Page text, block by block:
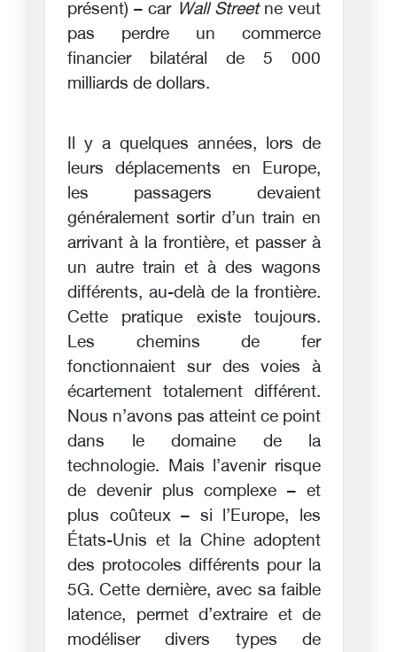
présent) – car Wall Streetne veut
pas perdre un commerce
financier bilatéral de 5 000
milliards de dollars.
Il y a quelques années, lors de
leurs déplacements en Europe,
les passagers devaient
généralement sortir d’un train en
arrivant à la frontière, et passer à
un autre train et à des wagons
différents, au-delà de la frontière.
Cette pratique existe toujours.
Les chemins de fer
fonctionnaient sur des voies à
écartement totalement différent.
Nous n’avons pas atteint ce point
dans le domaine de la
technologie. Mais l’avenir risque
de devenir plus complexe – et
plus coûteux – si l’Europe, les
États-Unis et la Chine adoptent
des protocoles différents pour la
5G. Cette dernière, avec sa faible
latence, permet d’extraire et de
modéliser divers types de